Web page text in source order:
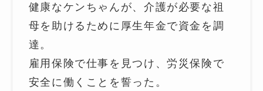
健康なケンちゃんが、介護が必要な祖
母を助けるために厚生年金で資金を調
達。
雇用保険で仕事を見つけ、労災保険で
安全に働くことを誓った。